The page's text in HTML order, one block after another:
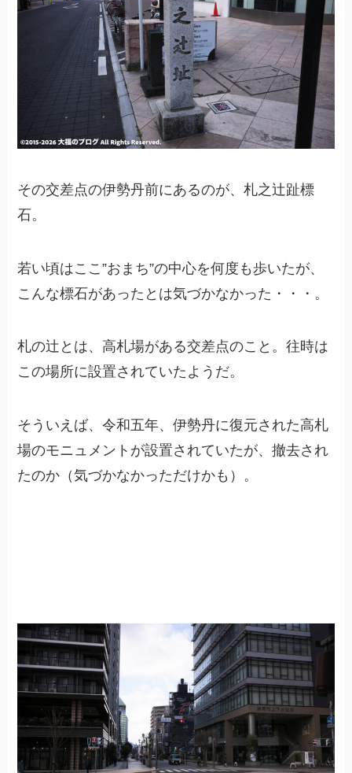
その交差点の伊勢丹前にあるのが、札之辻趾標
石。
若い頃はここ”おまち”の中心を何度も歩いたが、
こんな標石があったとは気づかなかった・・・。
札の辻とは、高札場がある交差点のこと。往時は
この場所に設置されていたようだ。
そういえば、令和五年、伊勢丹に復元された高札
場のモニュメントが設置されていたが、撤去され
たのか（気づかなかっただけかも）。